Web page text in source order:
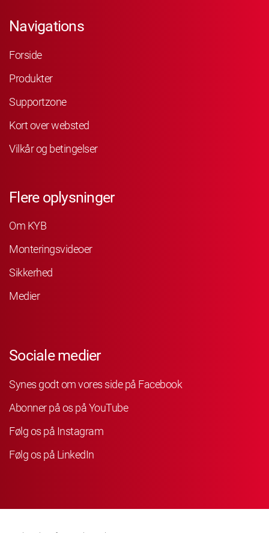
Navigations
Forside
Produkter
Supportzone
Kort over websted
Vilkår og betingelser
Flere oplysninger
Om KYB
Monteringsvideoer
Sikkerhed
Medier
Sociale medier
Synes godt om vores side på Facebook
Abonner på os på YouTube
Følg os på Instagram
Følg os på LinkedIn